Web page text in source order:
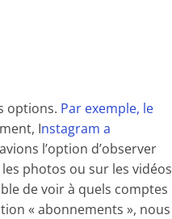
options. Par exemple, le
Instagram a
l’option d’observer
photos ou sur les vidéos
de voir à quels comptes
« abonnements », nous